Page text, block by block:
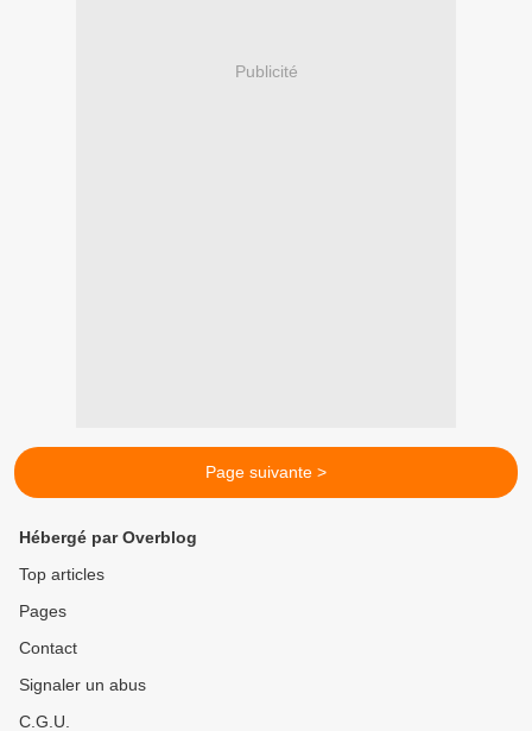
Publicité
Page suivante >
Hébergé par Overblog
Top articles
Pages
Contact
Signaler un abus
C.G.U.